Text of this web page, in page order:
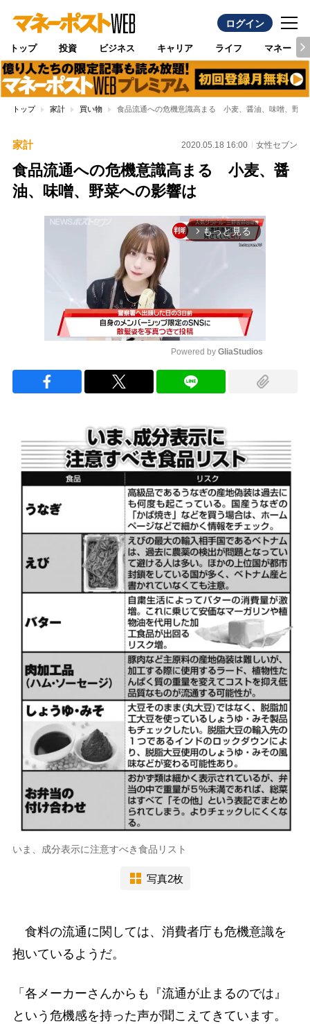
ログイン
トップ 投資 ビジネス キャリア ライフ マネー
トップ 家計 買い物 食品流通への危機意識高まる 小麦、醤油、味噌、野菜
家計 2020.05.18 16:00 女性セブン
食品流通への危機意識高まる 小麦、醤
油、味噌、野菜への影響は
arrow_forward_ios もっと見る
Powered by GliaStudios
いま、成分表示に注意すべき食品リスト
写真2枚
食料の流通に関しては、消費者庁も危機意識を
抱いているようだ。
「各メーカーさんからも『流通が止まるのでは』
という危機感を持った声が聞こえてきています。